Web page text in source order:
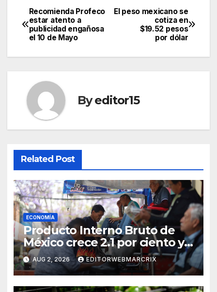
Post
navigation
El peso mexicano se
cotiza en
$19.52 pesos
por dólar
Recomienda Profeco
estar atento a
publicidad engañosa
el 10 de Mayo
Byeditor15
Related Post
ECONOMÍA
Producto Interno Bruto de
México crece 2.1 por ciento y
supera las expectativas
AUG 2, 2026 EDITORWEBMARCRIX